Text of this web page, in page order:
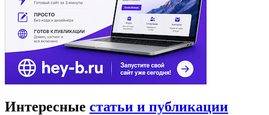
Интересные статьи и публикации